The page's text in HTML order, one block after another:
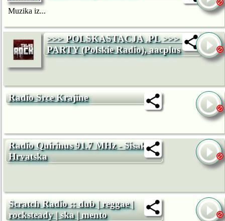
Muzika iz...
>>> POLSKASTACJA .PL >>> -
PARTY (Polskie Radio), aacplus
Radio Srce Krajine
Radio Quirinus 91.7 MHz - Sisak -
Hrvatska
Scratch Radio :: dub | reggae |
rocksteady | ska | mento